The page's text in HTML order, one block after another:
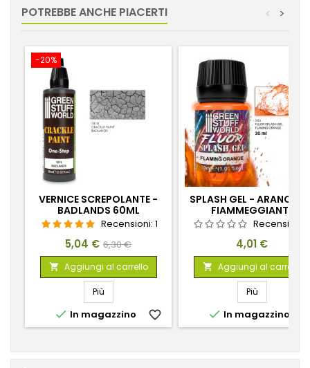
POTREBBE ANCHE PIACERTI >
<
-20%
VERNICE SCREPOLANTE -
BADLANDS 60ML
Recensioni: 1
Prezzo
5,04 € Prezzo
base
6,30 €
 Aggiungi al carrello
Più
 In magazzino favorite_border
SPLASH GEL -
FIAMMEGGIANTE
Recensioni:
Prezzo
4,01 €
 Aggiungi al carrello
Più
 In magazzino